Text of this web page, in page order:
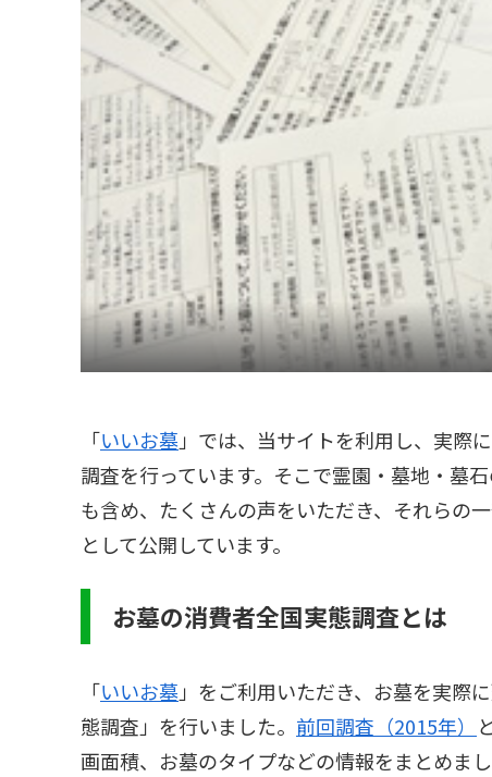
「いいお墓」では、当サイトを利用し、実際
調査を行っています。そこで霊園・墓地・墓
も含め、たくさんの声をいただき、それらの
として公開しています。
お墓の消費者全国実態調査とは
「いいお墓」をご利用いただき、お墓を実際
態調査」を行いました。 前回調査（2015年）
画面積、お墓のタイプなどの情報をまとめまし